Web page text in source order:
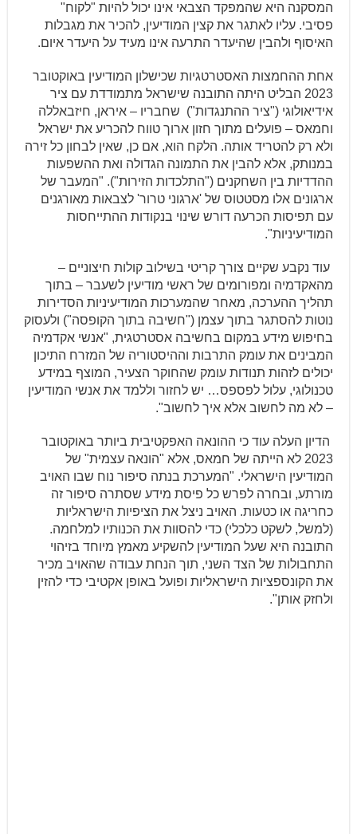
המסקנה היא שהמפקד הצבאי אינו יכול להיות "לקוח"
פסיבי. עליו לאתגר את קצין המודיעין, להכיר את מגבלות
האיסוף ולהבין שהיעדר התרעה אינו מעיד על היעדר איום.
אחת ההחמצות האסטרטגיות שכישלון המודיעין באוקטובר
2023 הבליט היתה התובנה שישראל מתמודדת עם ציר
אידיאולוגי ("ציר ההתנגדות") שחבריו – איראן, חיזבאללה
וחמאס – פועלים מתוך חזון ארוך טווח להכריע את ישראל
ולא רק להטריד אותה. הלקח הוא, אם כן, שאין לבחון כל זירה
במנותק, אלא להבין את התמונה הגדולה ואת ההשפעות
ההדדיות בין השחקנים ("התלכדות הזירות"). "המעבר של
ארגונים אלו מסטטוס של 'ארגוני טרור' לצבאות מאורגנים
עם תפיסות הכרעה דורש שינוי בנקודות ההתייחסות
המודיעיניות".
עוד נקבע שקיים צורך קריטי בשילוב קולות חיצוניים –
מהאקדמיה ומפורומים של ראשי מודיעין לשעבר – בתוך
תהליך ההערכה, מאחר שהמערכות המודיעיניות הסדירות
נוטות להסתגר בתוך עצמן ("חשיבה בתוך הקופסה") ולעסוק
בחיפוש מידע במקום בחשיבה אסטרטגית, "אנשי אקדמיה
המבינים את עומק התרבות וההיסטוריה של המזרח התיכון
יכולים לזהות תנודות עומק שהחוקר הצעיר, המוצף במידע
טכנולוגי, עלול לפספס… יש לחזור וללמד את אנשי המודיעין
– לא מה לחשוב אלא איך לחשוב".
הדיון העלה עוד כי ההונאה האפקטיבית ביותר באוקטובר
2023 לא הייתה של חמאס, אלא "הונאה עצמית" של
המודיעין הישראלי. "המערכת בנתה סיפור נוח שבו האויב
מורתע, ובחרה לפרש כל פיסת מידע שסתרה סיפור זה
כחריגה או כטעות. האויב ניצל את הציפיות הישראליות
(למשל, לשקט כלכלי) כדי להסוות את הכנותיו למלחמה.
התובנה היא שעל המודיעין להשקיע מאמץ מיוחד בזיהוי
התחבולות של הצד השני, תוך הנחת עבודה שהאויב מכיר
את הקונספציות הישראליות ופועל באופן אקטיבי כדי להזין
ולחזק אותן".